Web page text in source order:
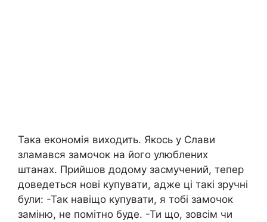
Така економія виходить. Якось у Слави
зламався замочок на його улюблених
штанах. Прийшов додому засмучений, тепер
доведеться нові купувати, адже ці такі зручні
були: -Так навіщо купувати, я тобі замочок
заміню, не помітно буде. -Ти що, зовсім чи